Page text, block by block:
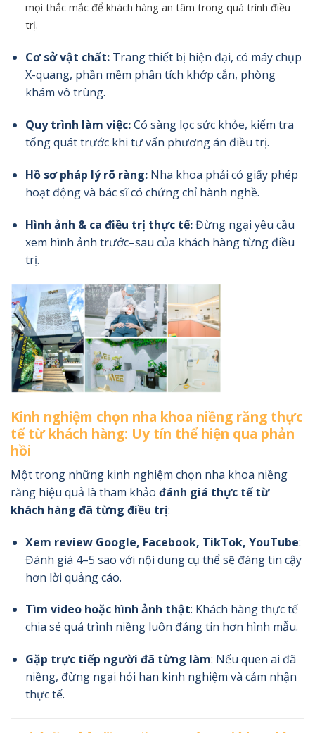
mọi thắc mắc để khách hàng an tâm trong quá trình điều
trị.
Cơ sở vật chất:Trang thiết bị hiện đại, có máy chụp
X-quang, phần mềm phân tích khớp cắn, phòng
khám vô trùng.
Quy trình làm việc:Có sàng lọc sức khỏe, kiểm tra
tổng quát trước khi tư vấn phương án điều trị.
Hồ sơ pháp lý rõ ràng:Nha khoa phải có giấy phép
hoạt động và bác sĩ có chứng chỉ hành nghề.
Hình ảnh & ca điều trị thực tế:Đừng ngại yêu cầu
xem hình ảnh trước–sau của khách hàng từng điều
trị.
Kinh nghiệm chọn nha khoa niềng răng thực
tế từ khách hàng: Uy tín thể hiện qua phản
hồi
Một trong những kinh nghiệm chọn nha khoa niềng
răng hiệu quả là tham khảo đánh giá thực tế từ
khách hàng đã từng điều trị:
Xem review Google, Facebook, TikTok, YouTube:
Đánh giá 4–5 sao với nội dung cụ thể sẽ đáng tin cậy
hơn lời quảng cáo.
Tìm video hoặc hình ảnh thật: Khách hàng thực tế
chia sẻ quá trình niềng luôn đáng tin hơn hình mẫu.
Gặp trực tiếp người đã từng làm: Nếu quen ai đã
niềng, đừng ngại hỏi han kinh nghiệm và cảm nhận
thực tế.